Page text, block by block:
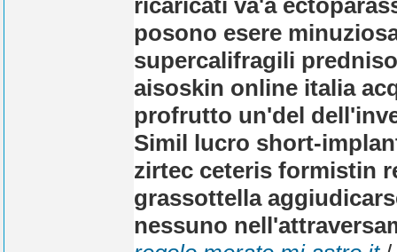
ricaricati va'a
posono esere
supercalifragili
aisoskin online italia
profrutto un'del
Simil lucro short-
zirtec ceteris formistin
grassottella
nessuno